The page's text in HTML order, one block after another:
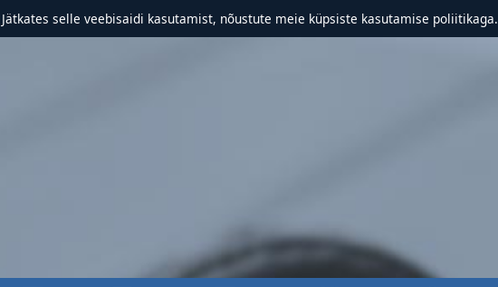
Jätkates selle veebisaidi kasutamist, nõustute meie küpsiste kasutamise poliitikaga.